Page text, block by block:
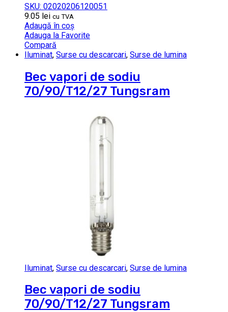
SKU: 02020206120051
9.05 lei cu TVA
Adaugă în coș
Adauga la Favorite
Compară
Iluminat, Surse cu descarcari, Surse de lumina
Bec vapori de sodiu
70/90/T12/27 Tungsram
Iluminat, Surse cu descarcari, Surse de lumina
Bec vapori de sodiu
70/90/T12/27 Tungsram